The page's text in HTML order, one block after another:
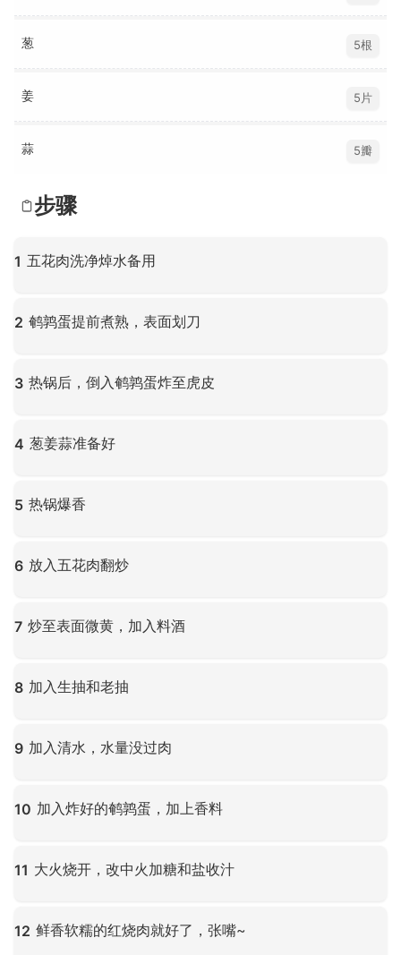
葱 5根
姜 5片
蒜 5瓣
步骤
1 五花肉洗净焯水备用
2 鹌鹑蛋提前煮熟，表面划刀
3 热锅后，倒入鹌鹑蛋炸至虎皮
4 葱姜蒜准备好
5 热锅爆香
6 放入五花肉翻炒
7 炒至表面微黄，加入料酒
8 加入生抽和老抽
9 加入清水，水量没过肉
10 加入炸好的鹌鹑蛋，加上香料
11 大火烧开，改中火加糖和盐收汁
12 鲜香软糯的红烧肉就好了，张嘴~